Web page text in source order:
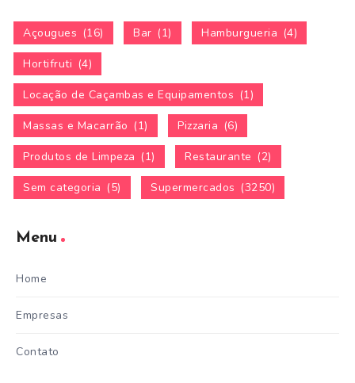
Açougues (16) Bar (1) Hamburgueria (4)
Hortifruti (4)
Locação de Caçambas e Equipamentos (1)
Massas e Macarrão (1) Pizzaria (6)
Produtos de Limpeza (1) Restaurante (2)
Sem categoria (5) Supermercados (3250)
Menu
Home
Empresas
Contato